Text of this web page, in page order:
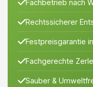
Fachbetrieb nach
Rechtssicherer
Festpreisgarantie
Fachgerechte
Sauber &